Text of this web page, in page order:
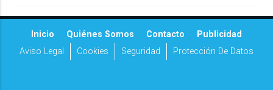
Inicio Quiénes Somos Contacto
Publicidad
Aviso Legal
Cookies Seguridad Protección De Datos